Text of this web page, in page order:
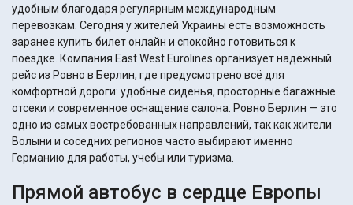
удобным благодаря регулярным международным
перевозкам. Сегодня у жителей Украины есть возможность
заранее купить билет онлайн и спокойно готовиться к
поездке. Компания East West Eurolines организует надежный
рейс из Ровно в Берлин, где предусмотрено всё для
комфортной дороги: удобные сиденья, просторные багажные
отсеки и современное оснащение салона. Ровно Берлин — это
одно из самых востребованных направлений, так как жители
Волыни и соседних регионов часто выбирают именно
Германию для работы, учебы или туризма.
Прямой автобус в сердце Европы